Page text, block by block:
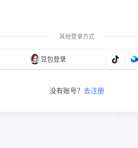
其他登录方式
豆包登录
没有账号？ 去注册